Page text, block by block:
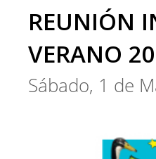
REUNIÓN
VERANO
Sábado, 1 de